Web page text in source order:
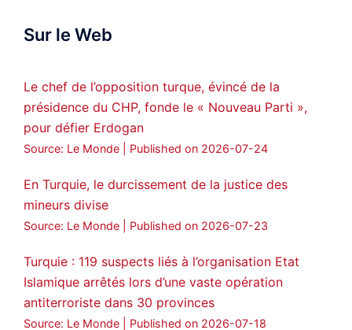
ܟܫܝܪܘܬܐ ܒܘܠܝܬܐ ܚܘܪܐ ܐܒܓܪ
Amitiés kurdes de Bretagne a retweeté
MedyaNews
🔴DEM Party Imrali delegation made a
#AbdullahÖcalan
#ImralıIsland
🔗 https://medyanews.rs/h4lwBwQ
3 2 Twitter
Voir plus...
Sur le Web
Le chef de l’opposition turque, évincé de la
présidence du CHP, fonde le « Nouveau Parti »,
pour défier Erdogan
Source: Le Monde Published on 2026-07-24
En Turquie, le durcissement de la justice des
mineurs divise
Source: Le Monde Published on 2026-07-23
Turquie : 119 suspects liés à l’organisation Etat
Islamique arrêtés lors d’une vaste opération
antiterroriste dans 30 provinces
Source: Le Monde Published on 2026-07-18